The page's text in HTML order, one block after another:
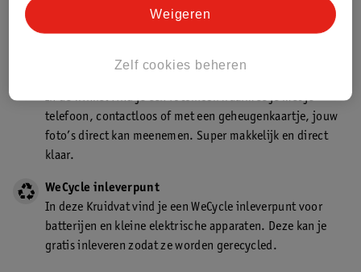
Kruidvat is een gecertificeerd drogist. Dit betekent dat je
In de winkel vind je een fotokiosk waarmee je met je
telefoon, contactloos of met een geheugenkaartje, jouw
foto’s direct kan meenemen. Super makkelijk en direct
klaar.
WeCycle inleverpunt
In deze Kruidvat vind je een WeCycle inleverpunt voor
batterijen en kleine elektrische apparaten. Deze kan je
gratis inleveren zodat ze worden gerecycled.
Zelf cookies beheren
Weigeren